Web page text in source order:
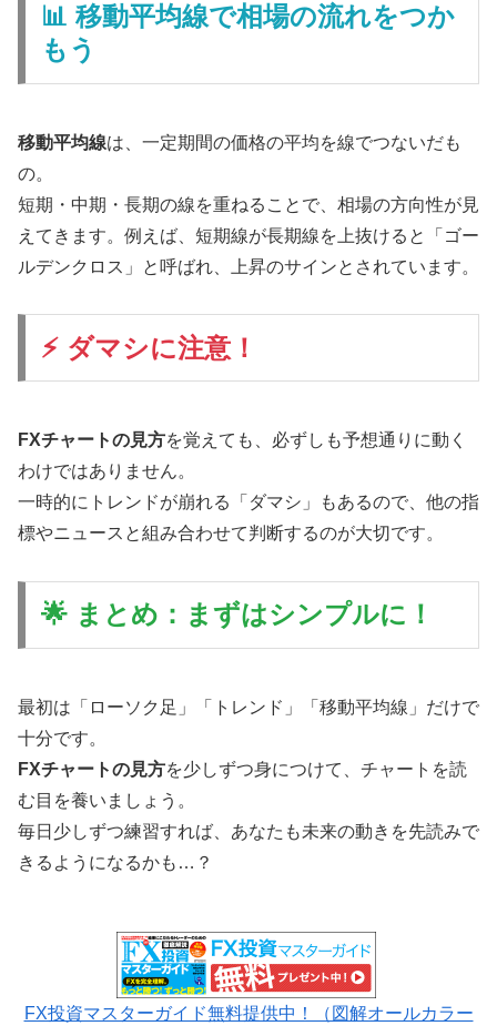
📊 移動平均線で相場の流れをつか
もう
移動平均線は、一定期間の価格の平均を線でつないだも
の。
短期・中期・長期の線を重ねることで、相場の方向性が見
えてきます。例えば、短期線が長期線を上抜けると「ゴー
ルデンクロス」と呼ばれ、上昇のサインとされています。
⚡ ダマシに注意！
FXチャートの見方を覚えても、必ずしも予想通りに動く
わけではありません。
一時的にトレンドが崩れる「ダマシ」もあるので、他の指
標やニュースと組み合わせて判断するのが大切です。
🌟 まとめ：まずはシンプルに！
最初は「ローソク足」「トレンド」「移動平均線」だけで
十分です。
FXチャートの見方を少しずつ身につけて、チャートを読
む目を養いましょう。
毎日少しずつ練習すれば、あなたも未来の動きを先読みで
きるようになるかも…？
FX投資マスターガイド無料提供中！（図解オールカラー